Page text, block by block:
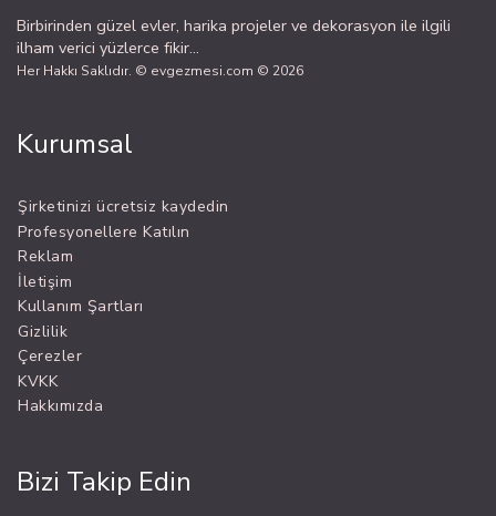
Birbirinden güzel evler, harika projeler ve dekorasyon ile ilgili
ilham verici yüzlerce fikir...
Her Hakkı Saklıdır. © evgezmesi.com © 2026
Kurumsal
Şirketinizi ücretsiz kaydedin
Profesyonellere Katılın
Reklam
İletişim
Kullanım Şartları
Gizlilik
Çerezler
KVKK
Hakkımızda
Bizi Takip Edin